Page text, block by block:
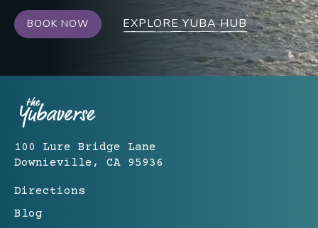
BOOK NOW EXPLORE YUBA HUB
100 Lure Bridge Lane
Downieville, CA 95936
Directions
Blog